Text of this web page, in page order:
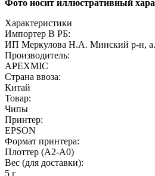
Фото носит иллюстративный
Характеристики
Импортер В РБ:
ИП Меркулова Н.А. Минский р-н,
Производитель:
APEXMIC
Страна ввоза:
Китай
Товар:
Чипы
Принтер:
EPSON
Формат принтера:
Плоттер (A2-A0)
Вес (для доставки):
5 г